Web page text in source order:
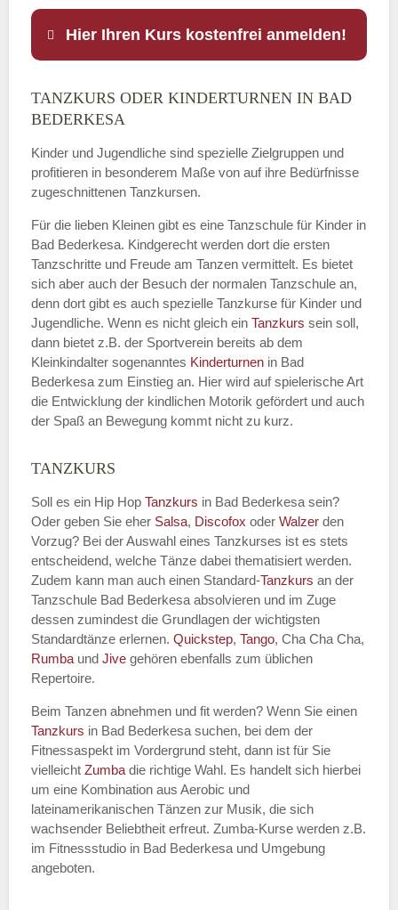
Hier Ihren Kurs kostenfrei anmelden!
Name
E-Mail*
Name der Tanzschule
Kontakt E-Mail
Name des Tanzkurs*
Tanzart*
TANZKURS ODER KINDERTURNEN IN BAD
BEDERKESA
Kinder und Jugendliche sind spezielle Zielgruppen und
profitieren in besonderem Maße von auf ihre Bedürfnisse
zugeschnittenen Tanzkursen.
Für die lieben Kleinen gibt es eine Tanzschule für Kinder in
Bad Bederkesa. Kindgerecht werden dort die ersten
Tanzschritte und Freude am Tanzen vermittelt. Es bietet
sich aber auch der Besuch der normalen Tanzschule an,
denn dort gibt es auch spezielle Tanzkurse für Kinder und
Jugendliche. Wenn es nicht gleich ein Tanzkurs sein soll,
dann bietet z.B. der Sportverein bereits ab dem
Kleinkindalter sogenanntes Kinderturnen in Bad
Bederkesa zum Einstieg an. Hier wird auf spielerische Art
die Entwicklung der kindlichen Motorik gefördert und auch
der Spaß an Bewegung kommt nicht zu kurz.
TANZKURS
Soll es ein Hip Hop Tanzkurs in Bad Bederkesa sein?
Oder geben Sie eher Salsa, Discofox oder Walzer den
Vorzug? Bei der Auswahl eines Tanzkurses ist es stets
entscheidend, welche Tänze dabei thematisiert werden.
Zudem kann man auch einen Standard-Tanzkurs an der
Tanzschule Bad Bederkesa absolvieren und im Zuge
dessen zumindest die Grundlagen der wichtigsten
Standardtänze erlernen. Quickstep, Tango, Cha Cha Cha,
Rumba und Jive gehören ebenfalls zum üblichen
Repertoire.
Beim Tanzen abnehmen und fit werden? Wenn Sie einen
Tanzkurs in Bad Bederkesa suchen, bei dem der
Fitnessaspekt im Vordergrund steht, dann ist für Sie
vielleicht Zumba die richtige Wahl. Es handelt sich hierbei
um eine Kombination aus Aerobic und
lateinamerikanischen Tänzen zur Musik, die sich
wachsender Beliebtheit erfreut. Zumba-Kurse werden z.B.
im Fitnessstudio in Bad Bederkesa und Umgebung
angeboten.